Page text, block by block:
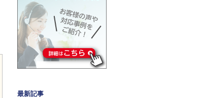
最新記事